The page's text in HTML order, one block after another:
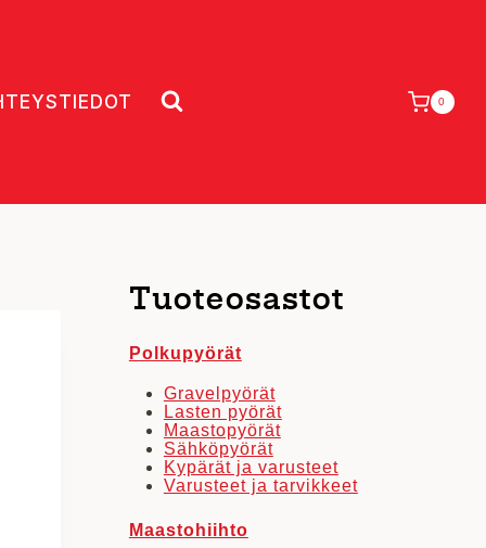
0
Tuoteosastot
Polkupyörät
Gravelpyörät
Lasten pyörät
Maastopyörät
Sähköpyörät
Kypärät ja varusteet
Varusteet ja tarvikkeet
Maastohiihto